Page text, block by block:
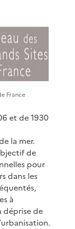
France
et de 1930
la mer.
de
pour
dans les
à
déprise de